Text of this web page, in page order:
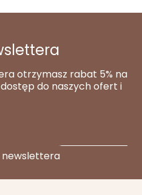
otrzymasz rabat 5% na
do naszych ofert i